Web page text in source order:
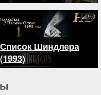
Список Шиндлера
(1993)
9.0